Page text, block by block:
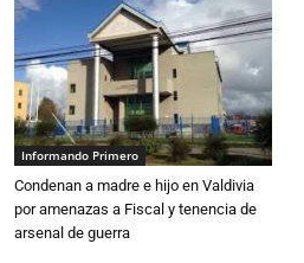
Informando Primero
Condenan a madre e hijo en Valdivia
por amenazas a Fiscal y tenencia de
arsenal de guerra